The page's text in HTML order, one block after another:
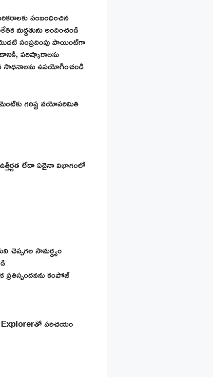
సంబంధించిన
మద్దతును అందించండి
సంప్రదింపు పాయింట్‌గా
పరిష్కారాలను
సాధనాలను ఉపయోగించండి
గరిష్ట వయోపరిమితి
లేదా ఏదైనా విభాగంలో
చెప్పగల సామర్థ్యం
ప్రతిస్పందనను కంపోజ్
Explorerతో పరిచయం